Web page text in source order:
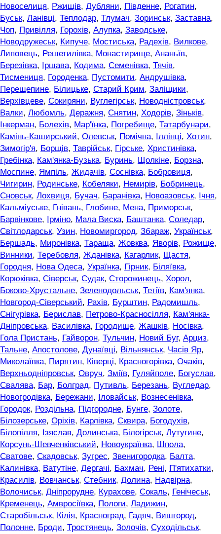
Новоселиця, Ржищів, Дубляни, Південне, Рогатин,
Буськ, Ланівці, Теплодар, Тлумач, Зоринськ, Заставна,
Чоп, Привілля, Горохів, Алупка, Заводське,
Новодружеськ, Кипуче, Мостиська, Радехів, Вилкове,
Липовець, Решетилівка, Монастирище, Ананьїв,
Березівка, Іршава, Кодима, Семенівка, Тячів,
Тисмениця, Городенка, Пустомити, Андрушівка,
Перещепине, Білицьке, Старий Крим, Заліщики,
Верхівцеве, Сокиряни, Вуглегірськ, Новодністровськ,
Валки, Любомль, Деражня, Снятин, Ходорів, Зіньків,
Інкерман, Болехів, Мар'їнка, Погребище, Татарбунари,
Камінь-Каширський, Олевськ, Помічна, Іллінці, Хотин,
Зимогір'я, Борщів, Таврійськ, Гірське, Христинівка,
Гребінка, Кам'янка-Бузька, Буринь, Щолкіне, Борзна,
Моспине, Ямпіль, Жидачів, Соснівка, Бобровиця,
Чигирин, Родинське, Кобеляки, Немирів, Бобринець,
Сновськ, Лохвиця, Бучач, Баранівка, Новоазовськ, Ічня,
Кальміуське, Гнівань, Глобине, Мена, Приморськ,
Барвінкове, Ірміно, Мала Виска, Баштанка, Соледар,
Світлодарськ, Узин, Новомиргород, Збараж, Українськ,
Бершадь, Миронівка, Тараща, Жовква, Яворів, Рожище,
Винники, Теребовля, Жданівка, Кагарлик, Щастя,
Городня, Нова Одеса, Українка, Гірник, Біляївка,
Корюківка, Сіверськ, Судак, Сторожинець, Хорол,
Боково-Хрустальне, Зеленодольськ, Тетіїв, Кам'янка,
Новгород-Сіверський, Рахів, Бурштин, Радомишль,
Снігурівка, Берислав, Петрово-Красносілля, Кам'янка-
Дніпровська, Василівка, Городище, Жашків, Носівка,
Гола Пристань, Гайворон, Тульчин, Новий Буг, Арциз,
Тальне, Апостолове, Дунаївці, Вільнянськ, Часів Яр,
Миколаївка, Пирятин, Ківерці, Красногорівка, Очаків,
Верхньодніпровськ, Овруч, Зміїв, Гуляйполе, Богуслав,
Свалява, Бар, Болград, Путивль, Березань, Вугледар,
Новогродівка, Бережани, Іловайськ, Вознесенівка,
Городок, Роздільна, Підгородне, Бунге, Золоте,
Білозерське, Оріхів, Карлівка, Сквира, Богодухів,
Білопілля, Ізяслав, Долинська, Білогірськ, Лутугине,
Корсунь-Шевченківський, Новоукраїнка, Шпола,
Сватове, Скадовськ, Зугрес, Звенигородка, Балта,
Калинівка, Ватутіне, Дергачі, Бахмач, Рені, П'ятихатки,
Красилів, Вовчанськ, Стебник, Долина, Надвірна,
Волочиськ, Дніпрорудне, Курахове, Сокаль, Генічеськ,
Кременець, Амвросіївка, Пологи, Ладижин,
Старобільськ, Кілія, Красноград, Гадяч, Вишгород,
Полонне, Броди, Тростянець, Золочів, Суходільськ,